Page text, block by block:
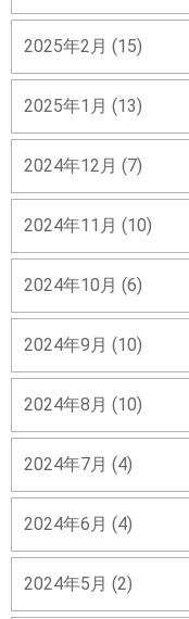
2025年2月 (15)
2025年1月 (13)
2024年12月 (7)
2024年11月 (10)
2024年10月 (6)
2024年9月 (10)
2024年8月 (10)
2024年7月 (4)
2024年6月 (4)
2024年5月 (2)